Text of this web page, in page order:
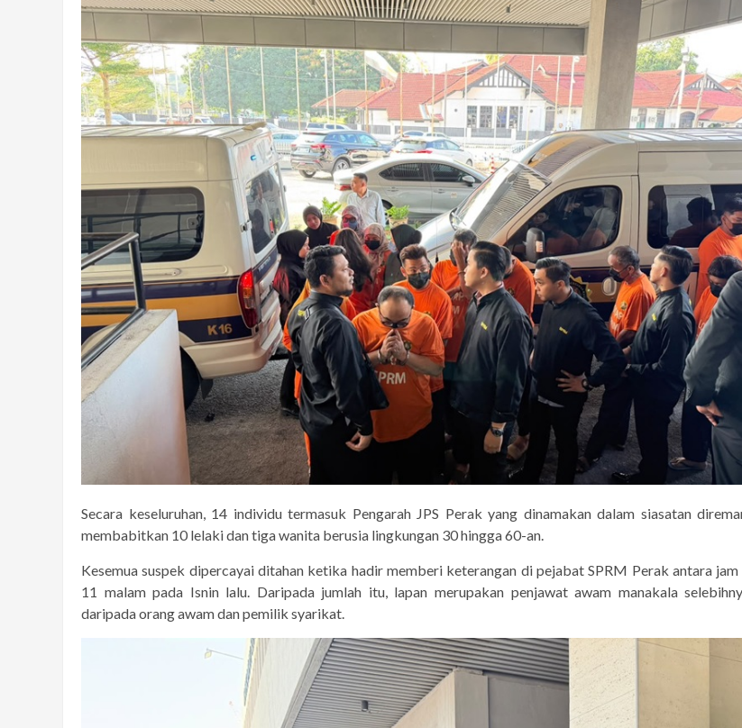
Secara keseluruhan, 14 individu termasuk Pengarah JPS Perak yang dinamakan dalam siasatan
membabitkan 10 lelaki dan tiga wanita berusia lingkungan 30 hingga 60-an.
Kesemua suspek dipercayai ditahan ketika hadir memberi keterangan di pejabat SPRM Perak antara jam
11 malam pada Isnin lalu. Daripada jumlah itu, lapan merupakan penjawat awam manakala
daripada orang awam dan pemilik syarikat.